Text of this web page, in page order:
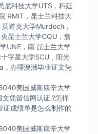
尼科技大学UTS，科廷
RMIT，昆士兰科技大
道克大学Murdoch，
昆士兰大学CQU，詹
UNE，南 昆士兰大学
字星大学SCU，阳光
，办理澳洲毕业证文凭
美国威斯康辛大学
凭留信网认证,?怎样
证成绩单是怎么制作的
美国威斯康辛大学